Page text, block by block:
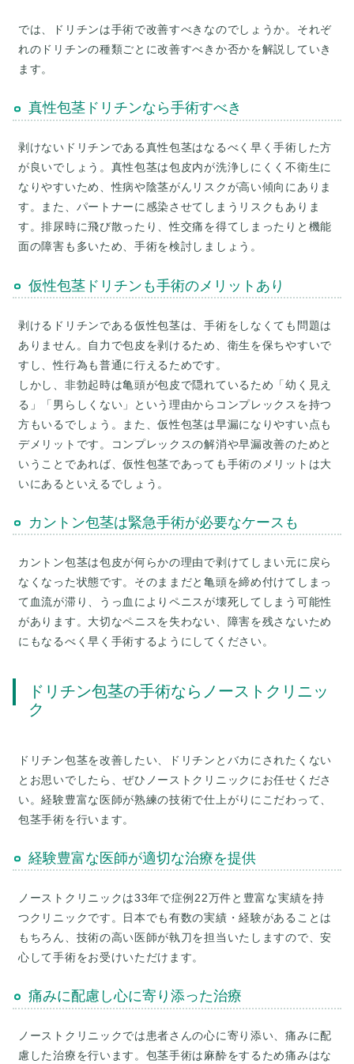
では、ドリチンは手術で改善すべきなのでしょうか。それぞ
れのドリチンの種類ごとに改善すべきか否かを解説していき
ます。
真性包茎ドリチンなら手術すべき
剥けないドリチンである真性包茎はなるべく早く手術した方
が良いでしょう。真性包茎は包皮内が洗浄しにくく不衛生に
なりやすいため、性病や陰茎がんリスクが高い傾向にありま
す。また、パートナーに感染させてしまうリスクもありま
す。排尿時に飛び散ったり、性交痛を得てしまったりと機能
面の障害も多いため、手術を検討しましょう。
仮性包茎ドリチンも手術のメリットあり
剥けるドリチンである仮性包茎は、手術をしなくても問題は
ありません。自力で包皮を剥けるため、衛生を保ちやすいで
すし、性行為も普通に行えるためです。
しかし、非勃起時は亀頭が包皮で隠れているため「幼く見え
る」「男らしくない」という理由からコンプレックスを持つ
方もいるでしょう。また、仮性包茎は早漏になりやすい点も
デメリットです。コンプレックスの解消や早漏改善のためと
いうことであれば、仮性包茎であっても手術のメリットは大
カントン包茎は緊急手術が必要なケースも
カントン包茎は包皮が何らかの理由で剥けてしまい元に戻ら
なくなった状態です。そのままだと亀頭を締め付けてしまっ
て血流が滞り、うっ血によりペニスが壊死してしまう可能性
があります。大切なペニスを失わない、障害を残さないため
にもなるべく早く手術するようにしてください。
ドリチン包茎の手術ならノーストクリニッ
ク
ドリチン包茎を改善したい、ドリチンとバカにされたくない
とお思いでしたら、ぜひノーストクリニックにお任せくださ
い。経験豊富な医師が熟練の技術で仕上がりにこだわって、
包茎手術を行います。
経験豊富な医師が適切な治療を提供
ノーストクリニックは33年で症例22万件と豊富な実績を持
つクリニックです。日本でも有数の実績・経験があることは
もちろん、技術の高い医師が執刀を担当いたしますので、安
心して手術をお受けいただけます。
痛みに配慮し心に寄り添った治療
ノーストクリニックでは患者さんの心に寄り添い、痛みに配
慮した治療を行います。包茎手術は麻酔をするため痛みはな